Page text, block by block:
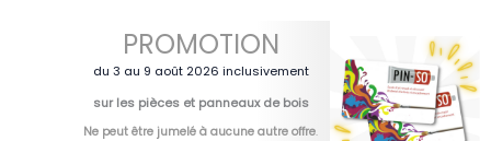
PROMOTION
du 3 au 9 août 2026 inclusivement
sur les pièces et panneaux de bois
Ne peut être jumelé à aucune autre offre.